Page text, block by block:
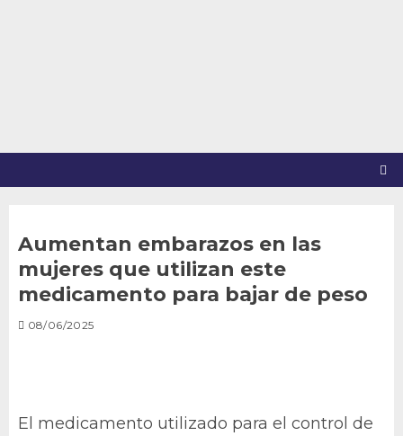
Aumentan embarazos en las
mujeres que utilizan este
medicamento para bajar de peso
08/06/2025
El medicamento utilizado para el control de